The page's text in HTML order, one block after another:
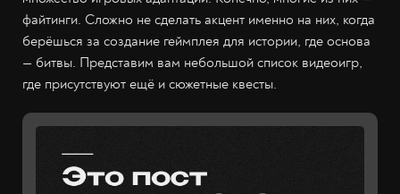
файтинги. Сложно не сделать акцент именно на них, когда
берёшься за создание геймплея для истории, где основа
— битвы. Представим вам небольшой список видеоигр,
где присутствуют ещё и сюжетные квесты.